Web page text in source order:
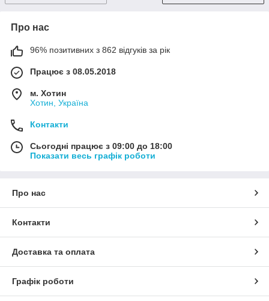
Про нас
96% позитивних з 862 відгуків за рік
Працює з 08.05.2018
м. Хотин
Хотин, Україна
Контакти
Сьогодні працює з 09:00 до 18:00
Показати весь графік роботи
Про нас
Контакти
Доставка та оплата
Графік роботи